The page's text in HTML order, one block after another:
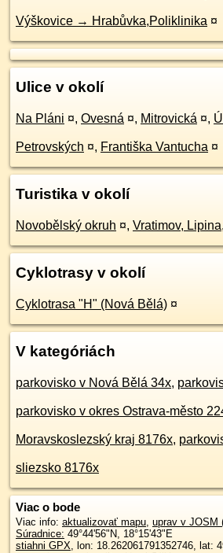
Výškovice → Hrabůvka,Poliklinika ¤
Ulice v okolí
Na Pláni ¤, Ovesná ¤, Mitrovická ¤,
Petrovských ¤, Františka Vantucha ¤
Turistika v okolí
Novobělský okruh ¤, Vratimov,
Cyklotrasy v okolí
Cyklotrasa "H" (Nová Bělá) ¤
V kategóriách
parkovisko v Nová Bělá 34x,
parkovisko v okres Ostrava-město
Moravskoslezský kraj 8176x,
sliezsko 8176x
Viac o bode
Viac info: aktualizovať mapu, uprav v JOSM
Súradnice: 49°44'56"N, 18°15'43"E
stiahni GPX, lon: 18.262061791352746, lat: